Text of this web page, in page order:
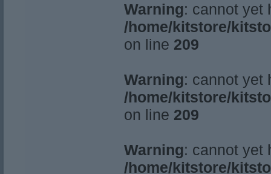
Warning: cannot yet
/home/kitstore/
on line 209
Warning: cannot yet
/home/kitstore/
on line 209
Warning: cannot yet
/home/kitstore/